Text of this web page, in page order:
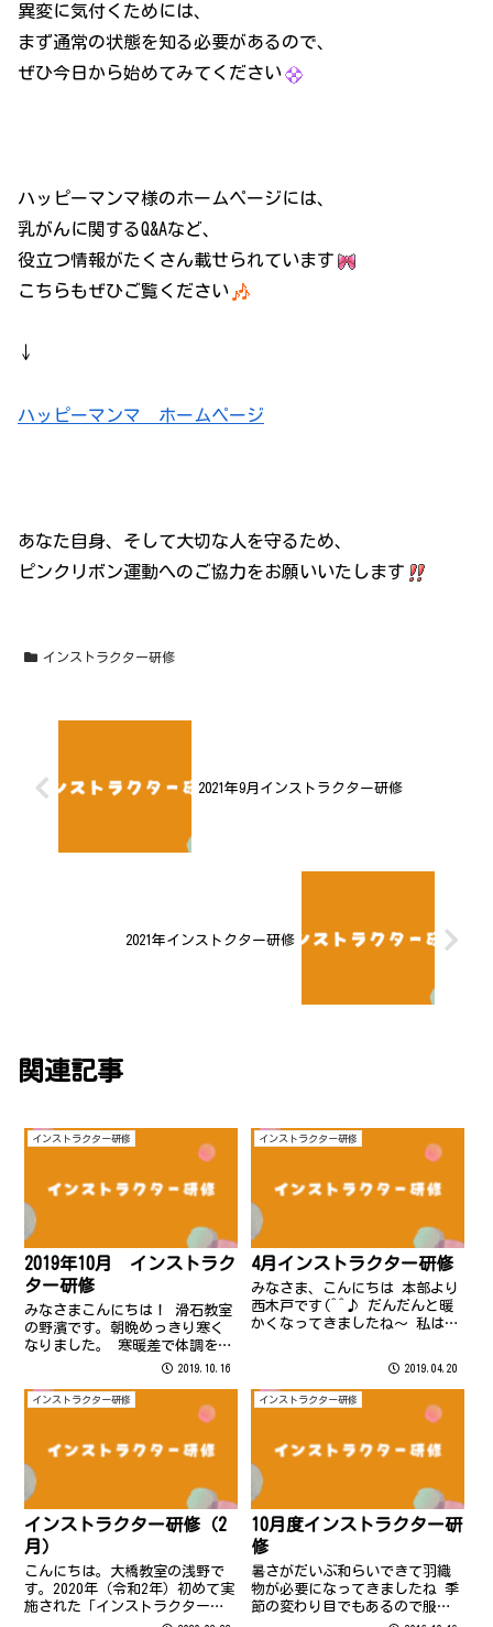
異変に気付くためには、
まず通常の状態を知る必要があるので、
ぜひ今日から始めてみてください
ハッピーマンマ様のホームページには、
乳がんに関するQ&Aなど、
役立つ情報がたくさん載せられています
こちらもぜひご覧ください
↓
ハッピーマンマ ホームページ
あなた自身、そして大切な人を守るため、
ピンクリボン運動へのご協力をお願いいたします
インストラクター研修
2021年9月インストラクター研修
2021年インストクター研修
関連記事
インストラクター研修
2019年10月 インストラク
ター研修
みなさまこんにちは！ 滑石教室
の野濱です。朝晩めっきり寒く
なりました。 寒暖差で体調を崩
されないようお気を付けくださ
が一日も早く復旧できることを
お祈りします。 ハザードマップ
行動が...
2019.10.16
インストラクター研修
4月インストラクター研修
みなさま、こんにちは 本部より
西木戸です(^^♪ だんだんと暖
かくなってきましたね～ 私はと
のですが ここ数日はファンヒー
ターの電源を入れておりません
(^^)/ 朝晩も暖かくなってき
2019.04.20
インストラクター研修
インストラクター研修（2
月）
こんにちは。大橋教室の浅野で
す。2020年（令和2年）初めて実
施された「インストラクター研
修」についてレポートいたしま
インストラクター研修
10月度インストラクター研
修
暑さがだいぶ和らいできて羽織
物が必要になってきましたね 季
節の変わり目でもあるので服装
や体調に気を付けて過ごされて